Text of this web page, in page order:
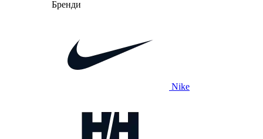
Бренди
Nike